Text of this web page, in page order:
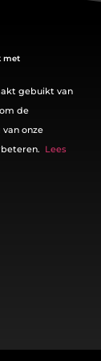
met
gebuikt van
de
onze
Lees